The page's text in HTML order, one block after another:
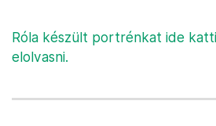
Róla készült portrénkat ide
elolvasni.